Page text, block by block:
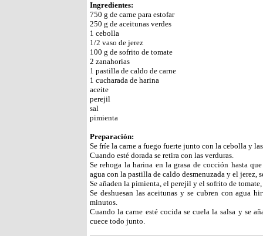
Ingredientes:
750 g de carne para estofar
250 g de aceitunas verdes
1 cebolla
1/2 vaso de jerez
100 g de sofrito de tomate
2 zanahorias
1 pastilla de caldo de carne
1 cucharada de harina
aceite
perejil
sal
pimienta
Preparación:
Se fríe la carne a fuego fuerte junto con la cebolla y
Cuando esté dorada se retira con las verduras.
Se rehoga la harina en la grasa de cocción hasta
agua con la pastilla de caldo desmenuzada y el jerez,
Se añaden la pimienta, el perejil y el sofrito de
Se deshuesan las aceitunas y se cubren con agua
minutos.
Cuando la carne esté cocida se cuela la salsa y se
cuece todo junto.